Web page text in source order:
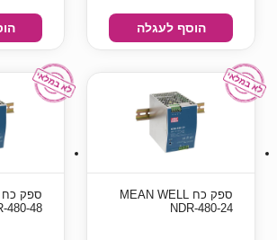
הוסף לעגלה
ספק כח MEAN WELL
NDR-480-24
480-48